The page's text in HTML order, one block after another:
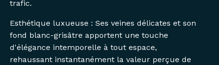
trafic.
Esthétique luxueuse : Ses veines délicates et son
fond blanc-grisâtre apportent une touche
d'élégance intemporelle à tout espace,
rehaussant instantanément la valeur perçue de